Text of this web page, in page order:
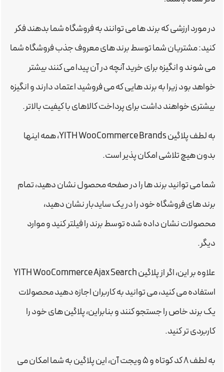
در مورد ارزشی که برند ها می توانند به فروشگاه شما بدهند فکر
کنید: مشتریان شما توسط برند های معروف جذب فروشگاه شما
می شوند و انگیزه برای خرید آنچه در آن پیدا می کنند بیشتر
خواهد بود زیرا به برند هایی که می فروشید اعتماد دارند و انگیزه
بیشتری خواهند داشت برای پرداخت کالاهای با کیفیت بالاتر.
به لطف پلاگین YITH WooCommerce Brands، همه اینها
بدون هیچ تلاشی امکان پذیر است.
شما می توانید برند ها را در صفحه محصول نشان دهید، تمام
برند های فروشگاه خود را در یک سایدبار نشان دهید،
محصولات نشان داده شده توسط برند را فیلتر کنید و موارد
دیگر.
علاوه بر این، اگر از پلاگین YITH WooCommerce Ajax Search
استفاده می کنید، می توانید به کاربران اجازه دهید محصولات
یک برند خاص را جستجو کنند و بنابراین، پلاگین های خود را
کاربردی تر کنید.
به لطف ۸ کد کوتاه و ۵ ویجت آن، این پلاگین به شما امکان می